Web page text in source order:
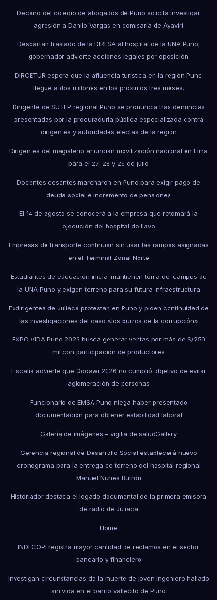
Decano del colegio de abogados de Puno solicita investigar
agresión a Danilo Vargas en comisaría de Ayaviri
Descartan traslado de la DIRESA al hospital de la UNA Puno;
gobernador advierte acciones legales por oposición
DIRCETUR espera que la afluencia turística en la región Puno
llegue a dos millones en los próximos tres meses.
Dirigente de SUTEP regional Puno se pronuncia tras denuncias
presentadas por la procuraduría pública especializada contra
dirigentes y autoridades electas de la región
Dirigentes del magisterio anuncian movilización nacional en Lima
para el 27, 28 y 29 de julio
Docentes cesantes marcharon en Puno para exigir pago de
deuda social e incremento de pensiones
El 14 de agosto se conocerá a la empresa que retomará la
ejecución del hospital de Ilave
Empresas de transporte continúan sin usar las rampas asignadas
en el Terminal Zonal Norte
Estudiantes de educación inicial mantienen toma del campus de
la UNA Puno y exigen terreno para su futura infraestructura
Exdirigentes de Juliaca protestan en Puno y piden continuidad de
las investigaciones del caso «los burros de la corrupción»
EXPO VIDA Puno 2026 busca generar ventas por más de S/250
mil con participación de productores
Fiscalía advierte que Qoqawi 2026 no cumplió objetivo de evitar
aglomeración de personas
Funcionario de EMSA Puno niega haber presentado
documentación para obtener estabilidad laboral
Galería de imágenes – vigilia de saludGallery
Gerencia regional de Desarrollo Social establecerá nuevo
cronograma para la entrega de terreno del hospital regional
Manuel Nuñes Butrón
Historiador destaca el legado documental de la primera emisora
de radio de Juliaca
Home
INDECOPI registra mayor cantidad de reclamos en el sector
bancario y financiero
Investigan circunstancias de la muerte de joven ingeniero hallado
sin vida en el barrio vallecito de Puno